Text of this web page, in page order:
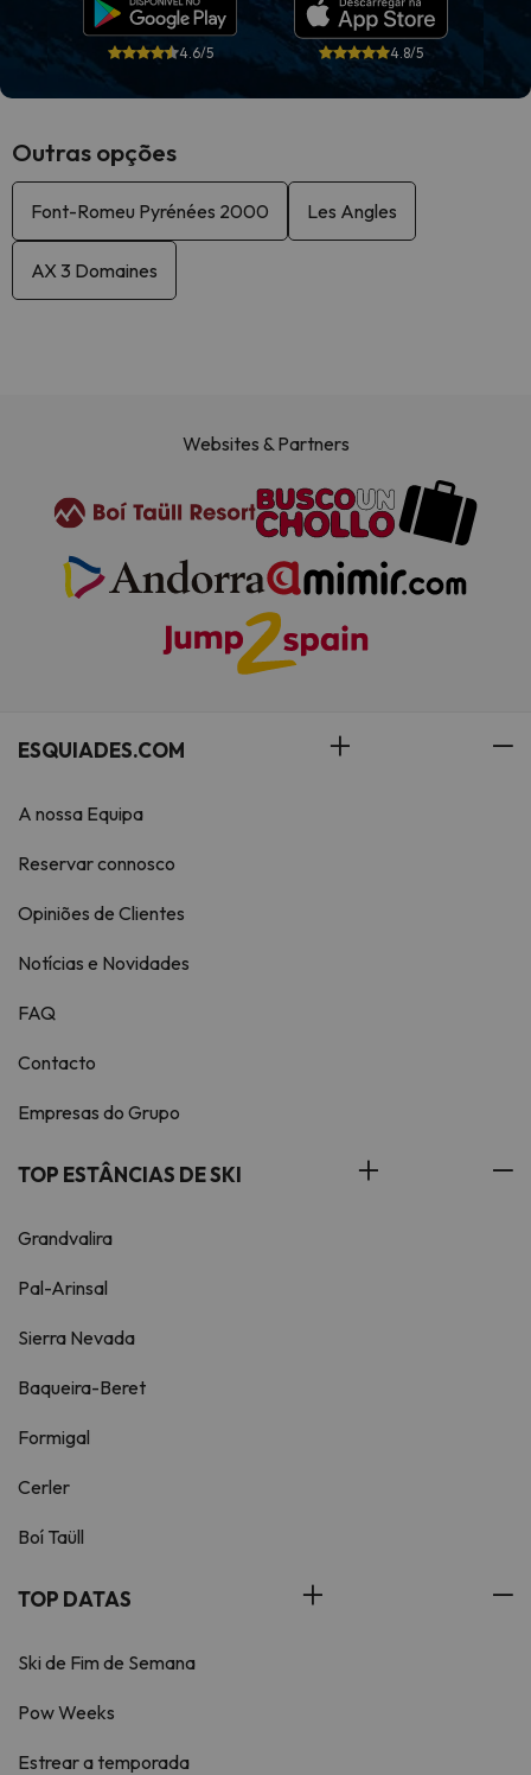
4.6/5 4.8/5
Outras opções
Font-Romeu Pyrénées 2000 Les Angles
AX 3 Domaines
Websites & Partners
ESQUIADES.COM
A nossa Equipa
Reservar connosco
Opiniões de Clientes
Notícias e Novidades
FAQ
Contacto
Empresas do Grupo
TOP ESTÂNCIAS DE SKI
Grandvalira
Pal-Arinsal
Sierra Nevada
Baqueira-Beret
Formigal
Cerler
Boí Taüll
TOP DATAS
Ski de Fim de Semana
Pow Weeks
Estrear a temporada